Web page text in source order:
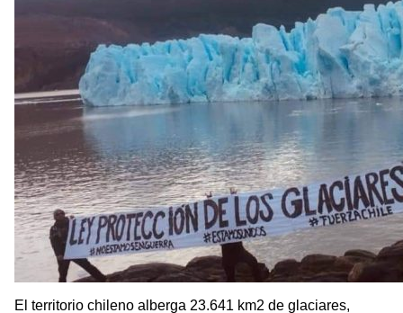
El territorio chileno alberga 23.641 km2 de glaciares,